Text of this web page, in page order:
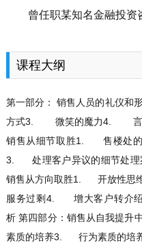
曾任职某知名金融投资
课程大纲
第一部分： 销售人员的礼仪和
方式3. 微笑的魔力4. 言
销售从细节取胜1. 售楼处的
3. 处理客户异议的细节处理
销售从方向取胜1. 开放性思
服务过剩4. 增大客户转介
析第四部分：销售从自我提升
素质的培养3. 行为素质的